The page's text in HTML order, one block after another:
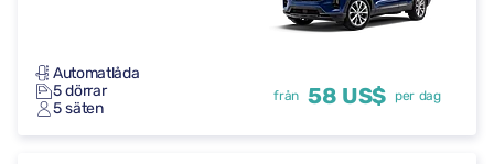
Automatlåda
5 dörrar
5 säten
från 58 US$ per dag